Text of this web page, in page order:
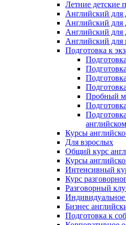
Летние детские
Английский для
Английский для
Английский для
Английский для
Подготовка к
Пробный
Курсы
Для взрослых
Общий курс
Курсы
Интенсивный
Курс
Разговорный
Индивидуальное
Бизнес
Подготовка к